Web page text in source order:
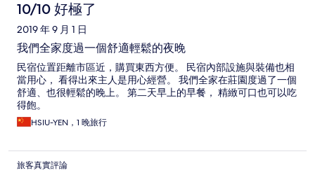
10/10 好極了
2019 年 9 月 1 日
我們全家度過一個舒適輕鬆的夜晚
民宿位置距離市區近，購買東西方便。 民宿內部設施與裝備也相
當用心， 看得出來主人是用心經營。 我們全家在莊園度過了一個
舒適、也很輕鬆的晚上。 第二天早上的早餐， 精緻可口也可以吃
得飽。
HSIU-YEN，1 晚旅行
旅客真實評論